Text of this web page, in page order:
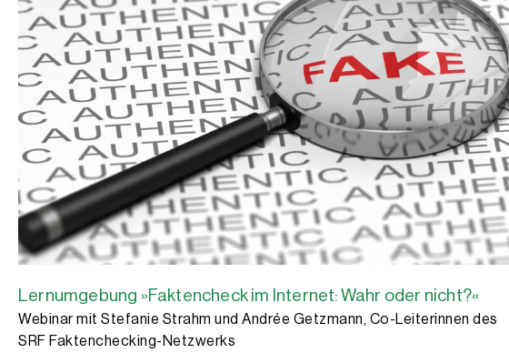
Lernumgebung »Faktencheck im Internet: Wahr oder nicht?«
Webinar mit Stefanie Strahm und Andrée Getzmann, Co-Leiterinnen des
SRF Faktenchecking-Netzwerks